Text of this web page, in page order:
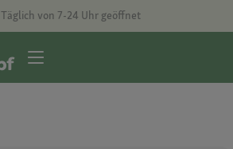
Täglich von 7-24 Uhr geöffnet